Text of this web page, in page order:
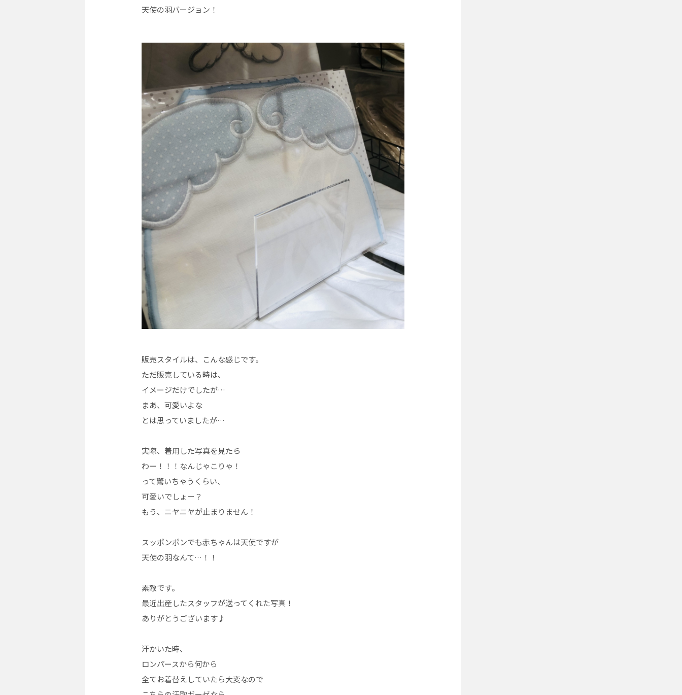
天使の羽バージョン！
販売スタイルは、こんな感じです。
ただ販売している時は、
イメージだけでしたが…
まあ、可愛いよな
とは思っていましたが…
実際、着用した写真を見たら
わー！！！なんじゃこりゃ！
って驚いちゃうくらい、
可愛いでしょー？
もう、ニヤニヤが止まりません！
スッポンポンでも赤ちゃんは天使ですが
天使の羽なんて…！！
素敵です。
最近出産したスタッフが送ってくれた写真！
ありがとうございます♪
汗かいた時、
ロンパースから何から
全てお着替えしていたら大変なので